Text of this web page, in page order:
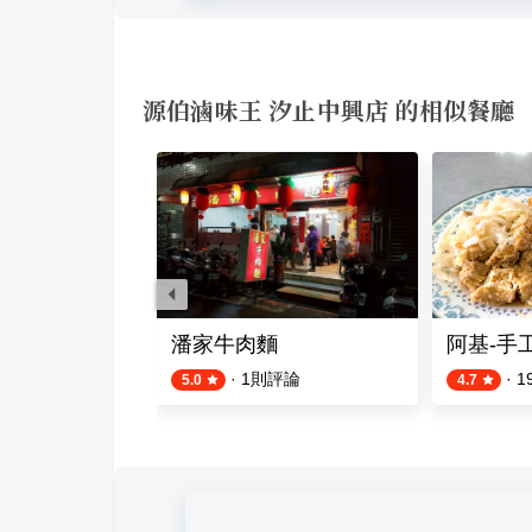
源伯滷味王 汐止中興店 的相似餐廳
潘家牛肉麵
5.0 · 1 則評論
阿基-手
4.7 ·